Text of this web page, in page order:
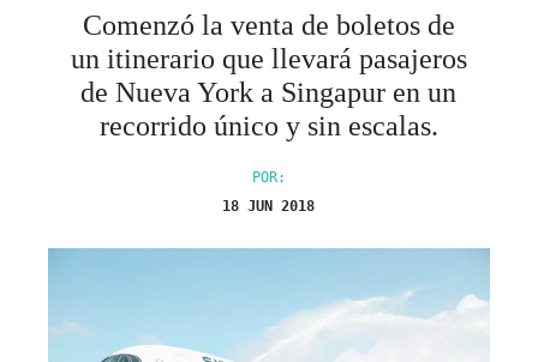
Comenzó la venta de boletos de
un itinerario que llevará pasajeros
de Nueva York a Singapur en un
recorrido único y sin escalas.
POR:
18 JUN 2018